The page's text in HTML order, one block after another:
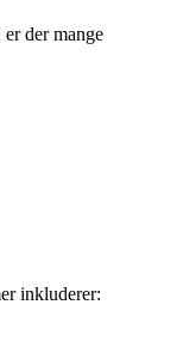
der mange
inkluderer: